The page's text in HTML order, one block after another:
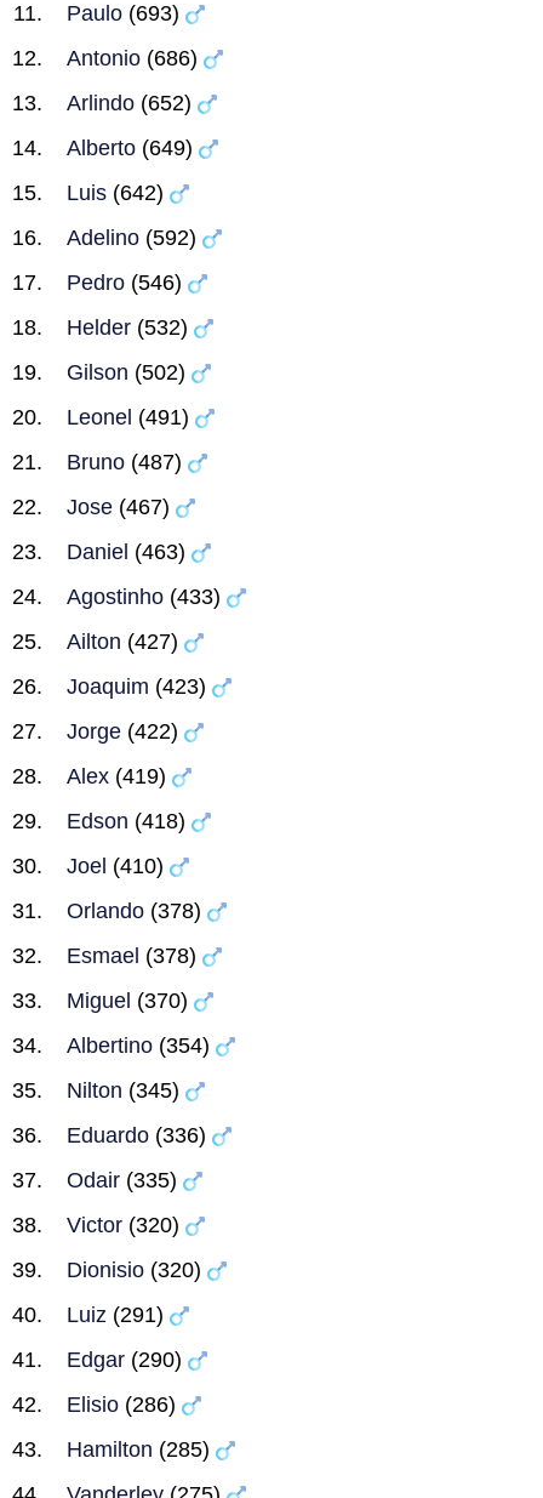
Paulo (693)
Antonio (686)
Arlindo (652)
Alberto (649)
Luis (642)
Adelino (592)
Pedro (546)
Helder (532)
Gilson (502)
Leonel (491)
Bruno (487)
Jose (467)
Daniel (463)
Agostinho (433)
Ailton (427)
Joaquim (423)
Jorge (422)
Alex (419)
Edson (418)
Joel (410)
Orlando (378)
Esmael (378)
Miguel (370)
Albertino (354)
Nilton (345)
Eduardo (336)
Odair (335)
Victor (320)
Dionisio (320)
Luiz (291)
Edgar (290)
Elisio (286)
Hamilton (285)